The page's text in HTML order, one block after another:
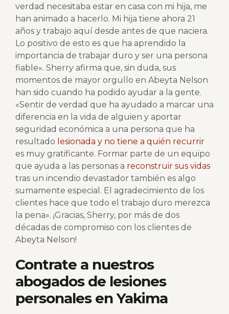
verdad necesitaba estar en casa con mi hija, me
han animado a hacerlo. Mi hija tiene ahora 21
años y trabajo aquí desde antes de que naciera.
Lo positivo de esto es que ha aprendido la
importancia de trabajar duro y ser una persona
fiable». Sherry afirma que, sin duda, sus
momentos de mayor orgullo en Abeyta Nelson
han sido cuando ha podido ayudar a la gente.
«Sentir de verdad que ha ayudado a marcar una
diferencia en la vida de alguien y aportar
seguridad económica a una persona que ha
resultado lesionada y no tiene a quién recurrir
es muy gratificante. Formar parte de un equipo
que ayuda a las personas a reconstruir sus vidas
tras un incendio devastador también es algo
sumamente especial. El agradecimiento de los
clientes hace que todo el trabajo duro merezca
la pena». ¡Gracias, Sherry, por más de dos
décadas de compromiso con los clientes de
Abeyta Nelson!
Contrate a nuestros
abogados de lesiones
personales en Yakima